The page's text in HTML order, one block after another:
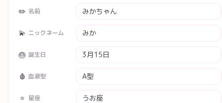
✏️ 名前
💫 ニックネーム
🎂 誕生日
🩸 血液型
⭐ 星座